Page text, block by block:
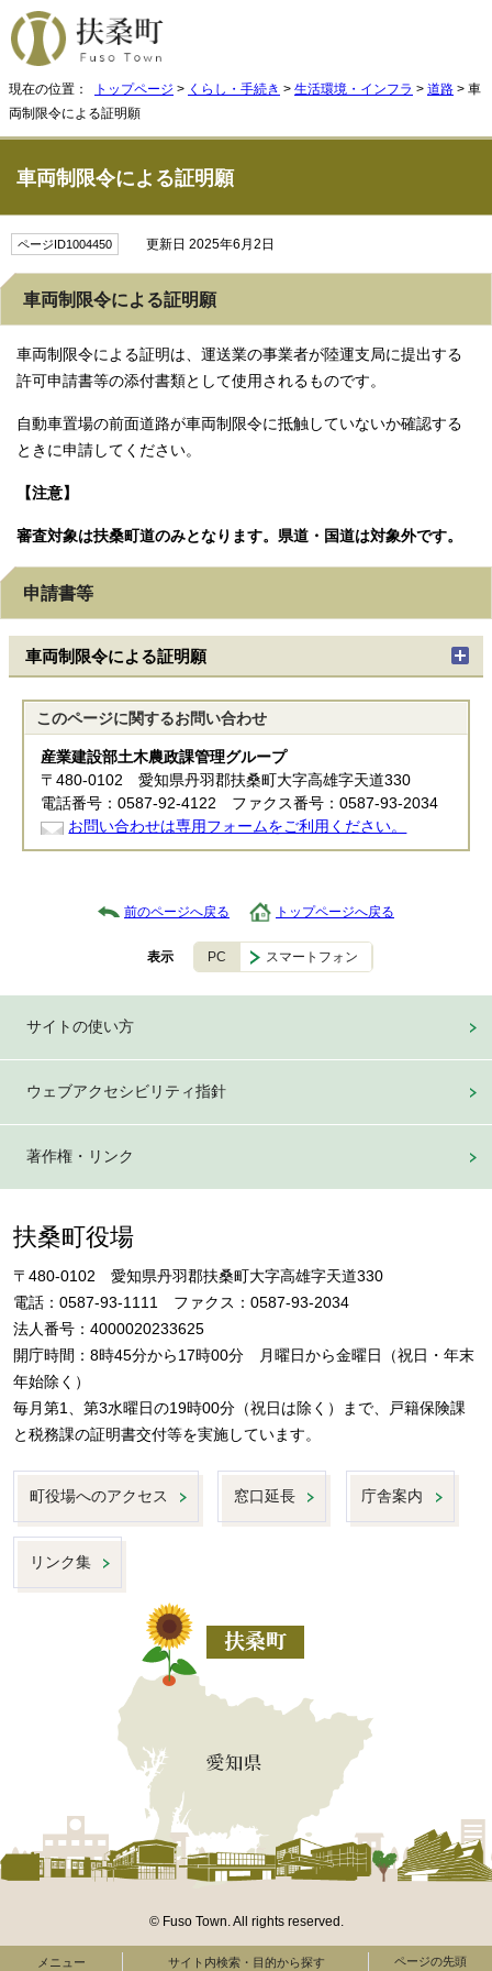
現在の位置： トップページ > くらし・手続き > 生活環境・インフラ > 道路 > 車
両制限令による証明願
車両制限令による証明願
ページID1004450 更新日 2025年6月2日
車両制限令による証明願
車両制限令による証明は、運送業の事業者が陸運支局に提出する
許可申請書等の添付書類として使用されるものです。
自動車置場の前面道路が車両制限令に抵触していないか確認する
ときに申請してください。
【注意】
審査対象は扶桑町道のみとなります。県道・国道は対象外です。
申請書等
車両制限令による証明願
このページに関するお問い合わせ
産業建設部土木農政課管理グループ
〒480-0102 愛知県丹羽郡扶桑町大字高雄字天道330
電話番号：0587-92-4122 ファクス番号：0587-93-2034
お問い合わせは専用フォームをご利用ください。
前のページへ戻る トップページへ戻る
表示 PC スマートフォン
メニュー サイト内検索・目的から探す ページの先頭
サイトの使い方
ウェブアクセシビリティ指針
著作権・リンク
扶桑町役場
〒480-0102 愛知県丹羽郡扶桑町大字高雄字天道330
電話：0587-93-1111 ファクス：0587-93-2034
法人番号：4000020233625
開庁時間：8時45分から17時00分 月曜日から金曜日（祝日・年末
年始除く）
毎月第1、第3水曜日の19時00分（祝日は除く）まで、戸籍保険課
と税務課の証明書交付等を実施しています。
町役場へのアクセス 窓口延長 庁舎案内
リンク集
© Fuso Town. All rights reserved.